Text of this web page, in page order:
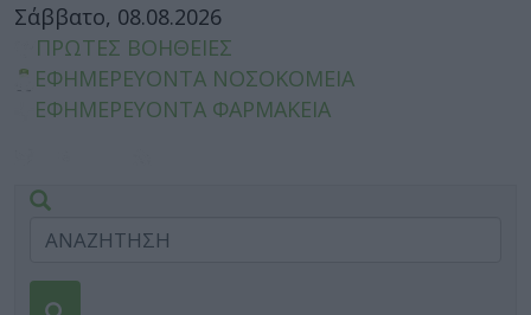
Σάββατο, 08.08.2026
ΠΡΩΤΕΣ ΒΟΗΘΕΙΕΣ
ΕΦΗΜΕΡΕΥΟΝΤΑ ΝΟΣΟΚΟΜΕΙΑ
ΕΦΗΜΕΡΕΥΟΝΤΑ ΦΑΡΜΑΚΕΙΑ